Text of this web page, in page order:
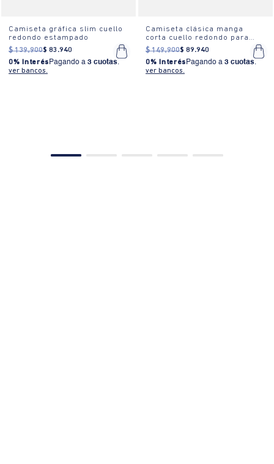
Camiseta gráfica slim cuello
redondo estampado
$ 139.900$ 83 .940
0% Interés Pagando a 3 cuotas.
ver bancos.
Camiseta clásica manga
corta cuello redondo para
hombre
$ 149.900$ 89.940
0% Interés Pagando a 3 cuotas.
ver bancos.